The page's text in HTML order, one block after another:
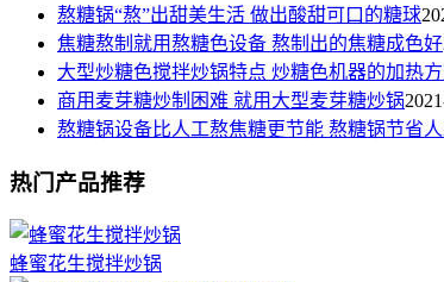
熬糖锅“熬”出甜美生活 做出酸甜可口的糖球
焦糖熬制就用熬糖色设备 熬制出的焦糖成色好
大型炒糖色搅拌炒锅特点 炒糖色机器的加热
商用麦芽糖炒制困难 就用大型麦芽糖炒锅
熬糖锅设备比人工熬焦糖更节能 熬糖锅节省
热门产品推荐
蜂蜜花生搅拌炒锅